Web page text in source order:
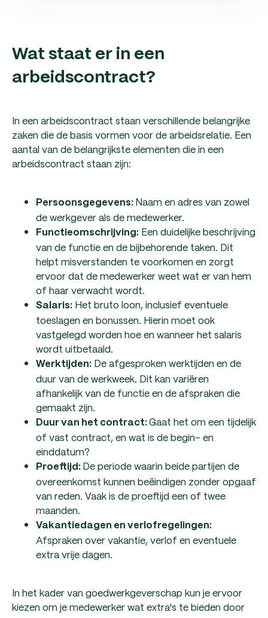
Wat staat er in een
arbeidscontract?
In een arbeidscontract staan verschillende belangrijke
zaken die de basis vormen voor de arbeidsrelatie. Een
aantal van de belangrijkste elementen die in een
arbeidscontract staan zijn:
Persoonsgegevens: Naam en adres van zowel
de werkgever als de medewerker.
Functieomschrijving: Een duidelijke beschrijving
van de functie en de bijbehorende taken. Dit
helpt misverstanden te voorkomen en zorgt
ervoor dat de medewerker weet wat er van hem
of haar verwacht wordt.
Salaris: Het bruto loon, inclusief eventuele
toeslagen en bonussen. Hierin moet ook
vastgelegd worden hoe en wanneer het salaris
wordt uitbetaald.
Werktijden: De afgesproken werktijden en de
duur van de werkweek. Dit kan variëren
afhankelijk van de functie en de afspraken die
gemaakt zijn.
Duur van het contract: Gaat het om een tijdelijk
of vast contract, en wat is de begin- en
einddatum?
Proeftijd: De periode waarin beide partijen de
overeenkomst kunnen beëindigen zonder opgaaf
van reden. Vaak is de proeftijd een of twee
maanden.
Vakantiedagen en verlofregelingen:
Afspraken over vakantie, verlof en eventuele
extra vrije dagen.
In het kader van goedwerkgeverschap kun je ervoor
kiezen om je medewerker wat extra's te bieden door